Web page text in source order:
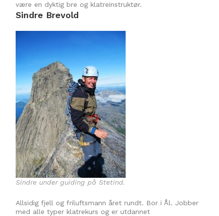
være en dyktig bre og klatreinstruktør.
Sindre Brevold
Sindre under guiding på Stetind.
Allsidig fjell og friluftsmann året rundt. Bor i Ål. Jobber
med alle typer klatrekurs og er utdannet